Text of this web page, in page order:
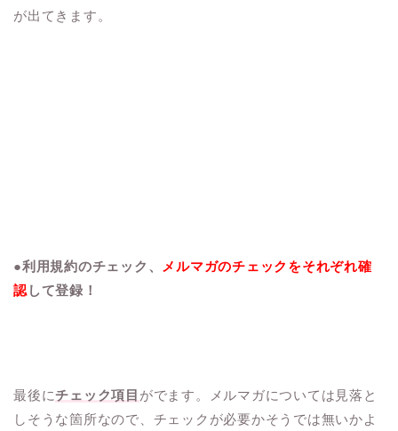
が出てきます。
●利用規約のチェック、
メルマガのチェックをそれぞれ確
認 して登録！
最後にチェック項目 がでます。メルマガについては見落と
しそうな箇所なので、チェックが必要かそうでは無いかよ